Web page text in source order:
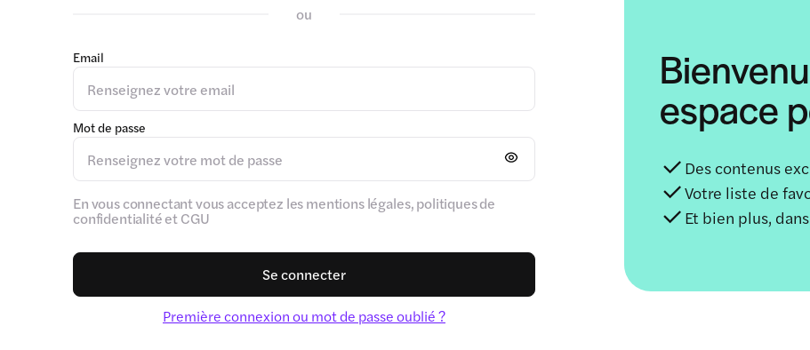
ou
Email
Mot de passe
En vous connectant vous acceptez les mentions légales, politiques de
confidentialité et CGU
Se connecter
Première connexion ou mot de passe oublié ?
espace
Des contenus
Votre liste de
Et bien plus,